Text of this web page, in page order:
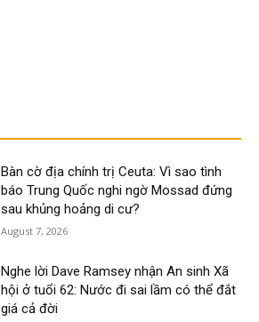
Bàn cờ địa chính trị Ceuta: Vì sao tình
báo Trung Quốc nghi ngờ Mossad đứng
sau khủng hoảng di cư?
August 7, 2026
Nghe lời Dave Ramsey nhận An sinh Xã
hội ở tuổi 62: Nước đi sai lầm có thể đắt
giá cả đời